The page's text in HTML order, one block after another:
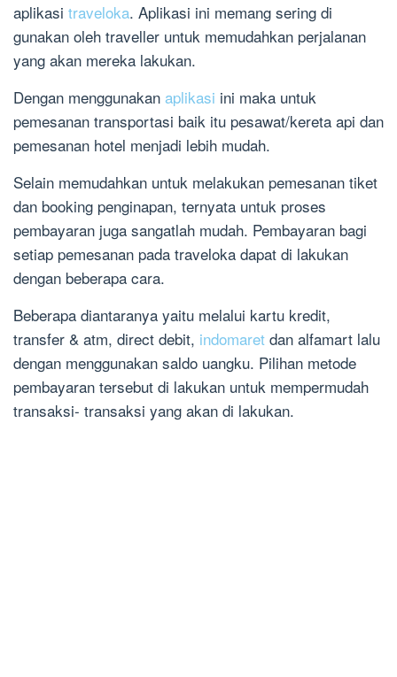
aplikasi traveloka. Aplikasi ini memang sering di
gunakan oleh traveller untuk memudahkan perjalanan
yang akan mereka lakukan.
Dengan menggunakan aplikasi ini maka untuk
pemesanan transportasi baik itu pesawat/kereta api dan
pemesanan hotel menjadi lebih mudah.
Selain memudahkan untuk melakukan pemesanan tiket
dan booking penginapan, ternyata untuk proses
pembayaran juga sangatlah mudah. Pembayaran bagi
setiap pemesanan pada traveloka dapat di lakukan
dengan beberapa cara.
Beberapa diantaranya yaitu melalui kartu kredit,
transfer & atm, direct debit, indomaret dan alfamart lalu
dengan menggunakan saldo uangku. Pilihan metode
pembayaran tersebut di lakukan untuk mempermudah
transaksi- transaksi yang akan di lakukan.